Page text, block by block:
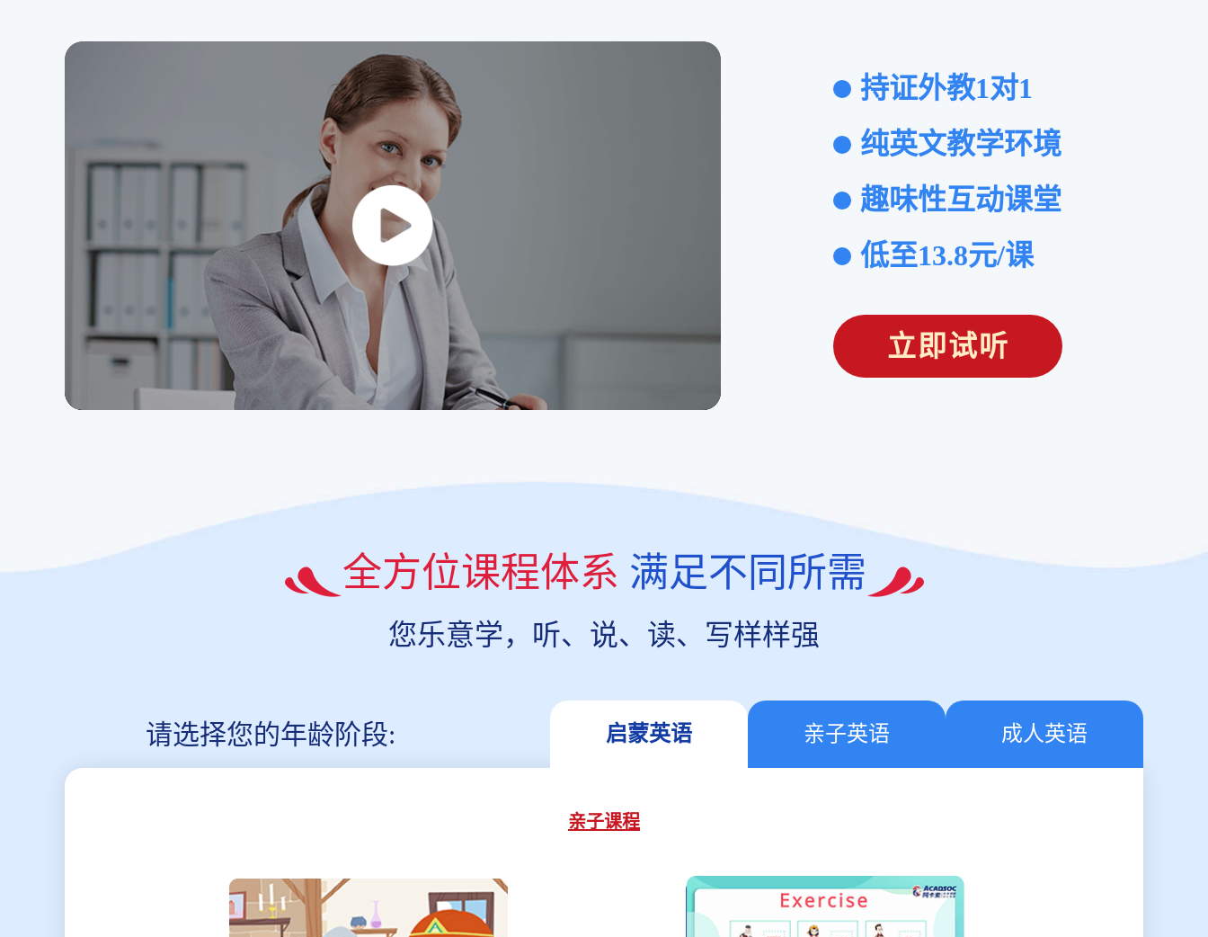
持证外教1对1
纯英文教学环境
趣味性互动课堂
低至13.8元/课
立即试听
全方位课程体系 满足不同所需
您乐意学，听、说、读、写样样强
请选择您的年龄阶段: 启蒙英语 亲子英语 成人英语
亲子课程